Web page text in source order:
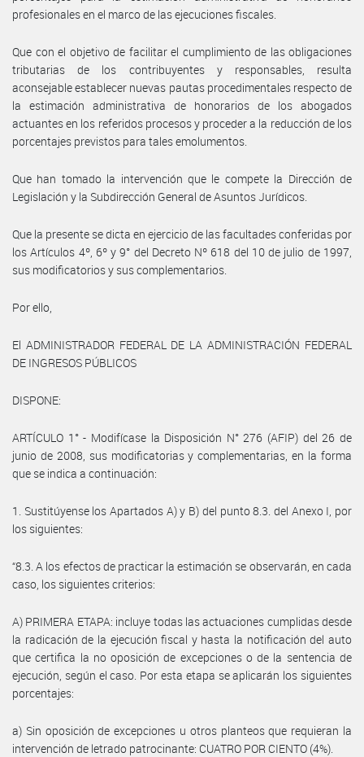
profesionales en el marco de las ejecuciones fiscales.
Que con el objetivo de facilitar el cumplimiento de las obligaciones
tributarias de los contribuyentes y responsables, resulta
aconsejable establecer nuevas pautas procedimentales respecto de
la estimación administrativa de honorarios de los abogados
actuantes en los referidos procesos y proceder a la reducción de los
porcentajes previstos para tales emolumentos.
Que han tomado la intervención que le compete la Dirección de
Legislación y la Subdirección General de Asuntos Jurídicos.
Que la presente se dicta en ejercicio de las facultades conferidas por
los Artículos 4º, 6º y 9° del Decreto Nº 618 del 10 de julio de 1997,
sus modificatorios y sus complementarios.
Por ello,
El ADMINISTRADOR FEDERAL DE LA ADMINISTRACIÓN FEDERAL
DE INGRESOS PÚBLICOS
DISPONE:
ARTÍCULO 1° - Modifícase la Disposición N° 276 (AFIP) del 26 de
junio de 2008, sus modificatorias y complementarias, en la forma
que se indica a continuación:
1. Sustitúyense los Apartados A) y B) del punto 8.3. del Anexo I, por
los siguientes:
“8.3. A los efectos de practicar la estimación se observarán, en cada
caso, los siguientes criterios:
A) PRIMERA ETAPA: incluye todas las actuaciones cumplidas desde
la radicación de la ejecución fiscal y hasta la notificación del auto
que certifica la no oposición de excepciones o de la sentencia de
ejecución, según el caso. Por esta etapa se aplicarán los siguientes
porcentajes:
a) Sin oposición de excepciones u otros planteos que requieran la
intervención de letrado patrocinante: CUATRO POR CIENTO (4%).